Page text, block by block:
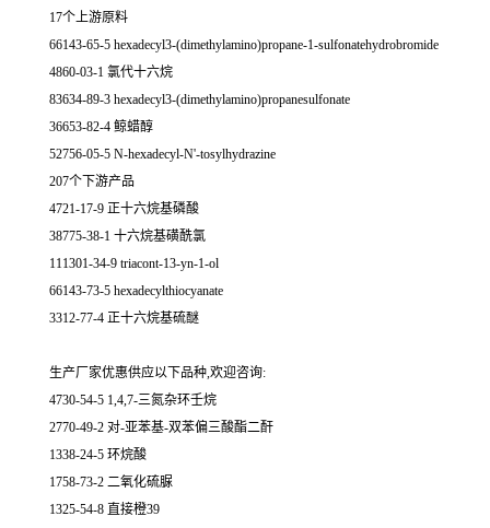
17个上游原料
66143-65-5 hexadecyl3-(dimethylamino)propane-1-sulfonatehydrobromide
4860-03-1 氯代十六烷
83634-89-3 hexadecyl3-(dimethylamino)propanesulfonate
36653-82-4 鲸蜡醇
52756-05-5 N-hexadecyl-N'-tosylhydrazine
207个下游产品
4721-17-9 正十六烷基磷酸
38775-38-1 十六烷基磺酰氯
111301-34-9 triacont-13-yn-1-ol
66143-73-5 hexadecylthiocyanate
3312-77-4 正十六烷基硫醚
生产厂家优惠供应以下品种,欢迎咨询:
4730-54-5 1,4,7-三氮杂环壬烷
2770-49-2 对-亚苯基-双苯偏三酸酯二酐
1338-24-5 环烷酸
1758-73-2 二氧化硫脲
1325-54-8 直接橙39